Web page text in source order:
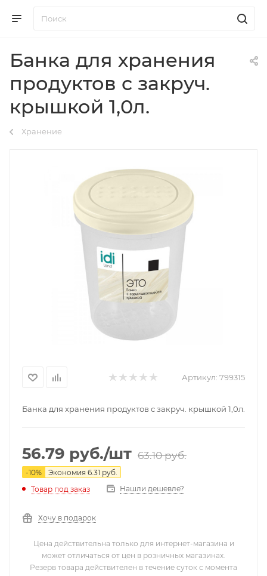
Банка для хранения
продуктов с закруч.
крышкой 1,0л.
Хранение
Артикул: 799315
Банка для хранения продуктов с закруч. крышкой 1,0л.
56.79 руб./шт 63.10руб.
-10% Экономия 6.31 руб.
Товар под заказ
Нашли дешевле?
Хочу в подарок
Цена действительна только для интернет-магазина и
может отличаться от цен в розничных магазинах.
Резерв товара действителен в течение суток с момента